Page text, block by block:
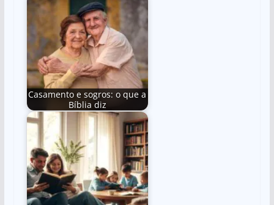
Casamento e sogros: o que a
Bíblia diz